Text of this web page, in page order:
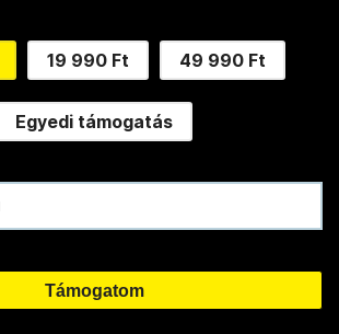
19 990 Ft 49 990 Ft
Egyedi támogatás